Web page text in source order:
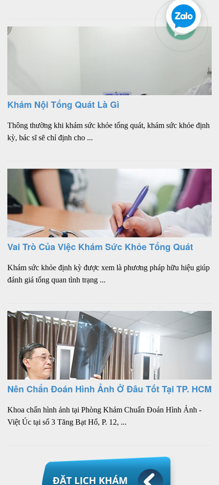
Khám Nội Tổng Quát Là Gì
Thông thường khi khám sức khỏe tổng quát, khám sức khỏe định
kỳ, bác sĩ sẽ chỉ định cho ...
Vai Trò Của Việc Khám Sức Khỏe Tổng Quát
Khám sức khỏe định kỳ được xem là phương pháp hữu hiệu giúp
đánh giá tổng quan tình trạng ...
Nên Chẩn Đoán Hình Ảnh Ở Đâu Tốt Tại TP. HCM
Khoa chẩn hình ảnh tại Phòng Khám Chuẩn Đoán Hình Ảnh -
Việt Úc tại số 3 Tăng Bạt Hổ, P. 12, ...